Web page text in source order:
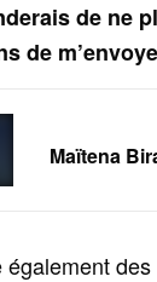
de ne
de
Maïtena
également